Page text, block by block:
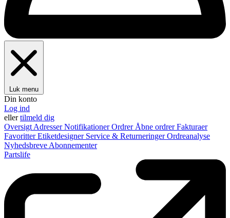
Luk menu
Din konto
Log ind
ellertilmeld dig
Oversigt AdresserNotifikationerOrdrer Åbne ordrerFakturaer
FavoritterEtiketdesigner Service & ReturneringerOrdreanalyse
Nyhedsbreve Abonnementer
Partslife